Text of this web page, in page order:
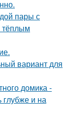
пары с
тёплым
вариант для
домика -
глубже и на